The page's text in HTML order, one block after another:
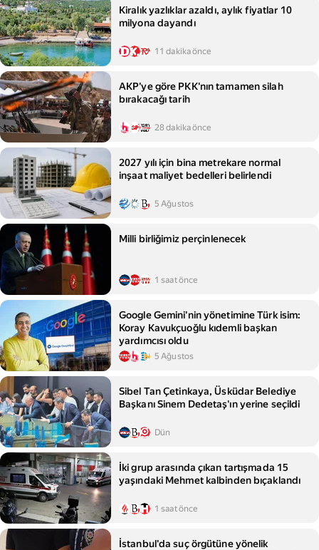
Kiralık yazlıklar azaldı, aylık fiyatlar 10
milyona dayandı
11 dakika önce
AKP'ye göre PKK'nın tamamen silah
bırakacağı tarih
28 dakika önce
2027 yılı için bina metrekare normal
inşaat maliyet bedelleri belirlendi
5 Ağustos
Milli birliğimiz perçinlenecek
1 saat önce
Google Gemini'nin yönetimine Türk isim:
Koray Kavukçuoğlu kıdemli başkan
yardımcısı oldu
5 Ağustos
Sibel Tan Çetinkaya, Üsküdar Belediye
Başkanı Sinem Dedetaş'ın yerine seçildi
Dün
İki grup arasında çıkan tartışmada 15
yaşındaki Mehmet kalbinden bıçaklandı
1 saat önce
İstanbul'da suç örgütüne yönelik